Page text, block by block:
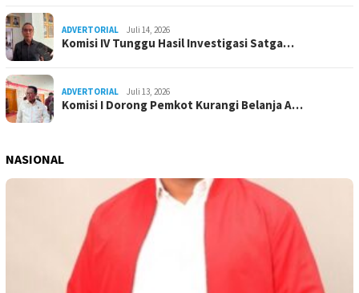
ADVERTORIAL Juli 14, 2026
Komisi IV Tunggu Hasil Investigasi Satga…
ADVERTORIAL Juli 13, 2026
Komisi I Dorong Pemkot Kurangi Belanja A…
NASIONAL